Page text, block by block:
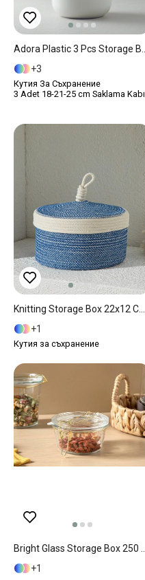
3
Кутия За Съхранение
3 Adet 18-21-25 cm Saklama Kabı
1
Кутия за съхранение
1